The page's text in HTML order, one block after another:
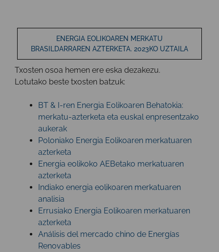
ENERGIA EOLIKOAREN MERKATU
BRASILDARRAREN AZTERKETA. 2023KO UZTAILA
Txosten osoa hemen ere eska dezakezu.
Lotutako beste txosten batzuk:
BT & I-ren Energia Eolikoaren Behatokia:
merkatu-azterketa eta euskal enpresentzako
aukerak
Poloniako Energia Eolikoaren merkatuaren
azterketa
Energia eolikoko AEBetako merkatuaren
azterketa
Indiako energia eolikoaren merkatuaren
analisia
Errusiako Energia Eolikoaren merkatuaren
azterketa
Análisis del mercado chino de Energías
Renovables